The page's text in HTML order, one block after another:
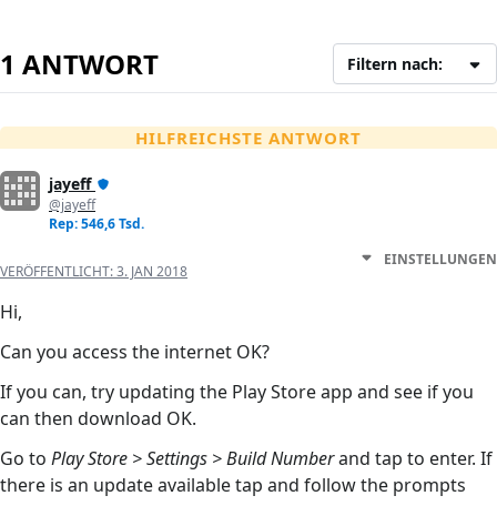
1 ANTWORT Filtern nach:
HILFREICHSTE ANTWORT
jayeff
@jayeff
Rep: 546,6 Tsd.
VERÖFFENTLICHT:3. JAN 2018
EINSTELLUNGEN
Hi,
Can you access the internet OK?
If you can, try updating the Play Store app and see if you
can then download OK.
Go to Play Store > Settings > Build Numberand tap to enter. If
there is an update available tap and follow the prompts